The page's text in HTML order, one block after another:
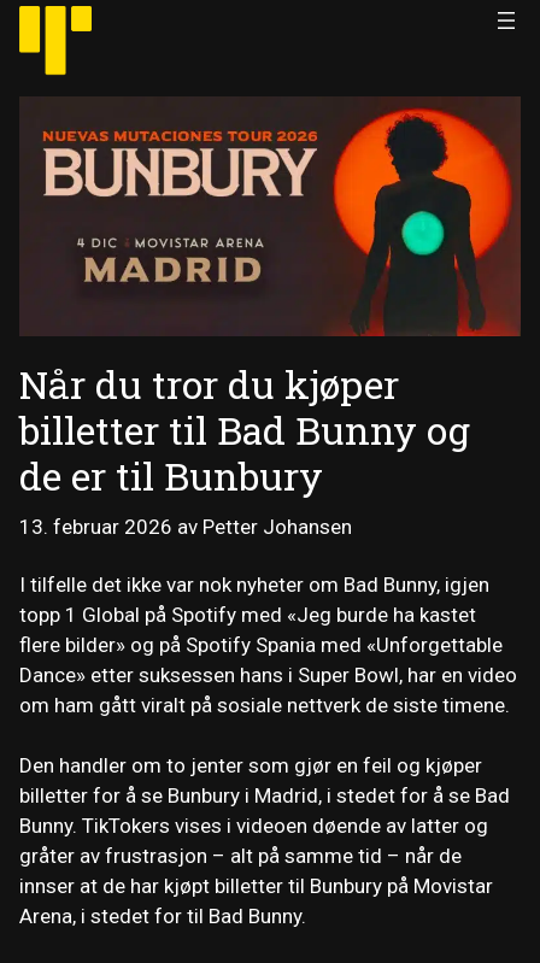
Hopp
innhold
Når du tror du kjøper
billetter til Bad Bunny og
de er til Bunbury
13. februar 2026 av Petter Johansen
I tilfelle det ikke var nok nyheter om Bad Bunny, igjen
topp 1 Global på Spotify med «Jeg burde ha kastet
flere bilder» og på Spotify Spania med «Unforgettable
Dance» etter suksessen hans i Super Bowl, har en video
om ham gått viralt på sosiale nettverk de siste timene.
Den handler om to jenter som gjør en feil og kjøper
billetter for å se Bunbury i Madrid, i stedet for å se Bad
Bunny. TikTokers vises i videoen døende av latter og
gråter av frustrasjon – alt på samme tid – når de
innser at de har kjøpt billetter til Bunbury på Movistar
Arena, i stedet for til Bad Bunny.